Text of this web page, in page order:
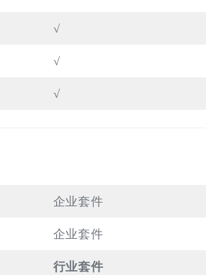
√
√
√
企业套件
企业套件
行业套件